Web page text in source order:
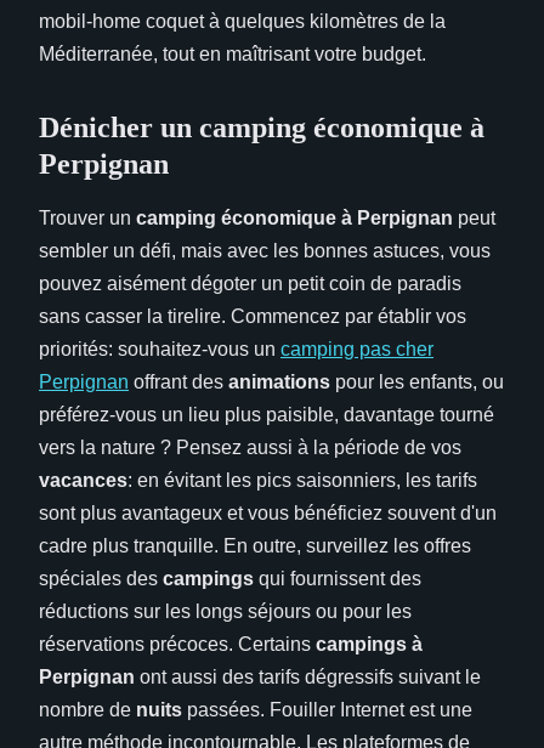
mobil-home coquet à quelques kilomètres de la
Méditerranée, tout en maîtrisant votre budget.
Dénicher un camping économique à
Perpignan
Trouver un camping économique à Perpignan peut
sembler un défi, mais avec les bonnes astuces, vous
pouvez aisément dégoter un petit coin de paradis
sans casser la tirelire. Commencez par établir vos
priorités: souhaitez-vous un camping pas cher
Perpignan offrant des animations pour les enfants, ou
préférez-vous un lieu plus paisible, davantage tourné
vers la nature ? Pensez aussi à la période de vos
vacances: en évitant les pics saisonniers, les tarifs
sont plus avantageux et vous bénéficiez souvent d'un
cadre plus tranquille. En outre, surveillez les offres
spéciales des campings qui fournissent des
réductions sur les longs séjours ou pour les
réservations précoces. Certains campings à
Perpignan ont aussi des tarifs dégressifs suivant le
nombre de nuits passées. Fouiller Internet est une
autre méthode incontournable. Les plateformes de